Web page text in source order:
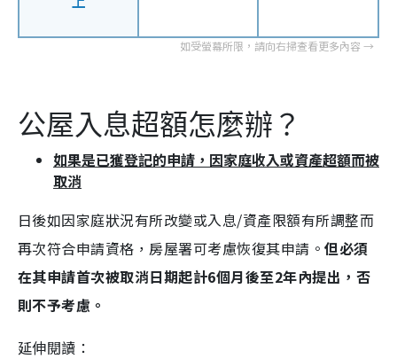
公屋入息超額怎麼辦？
如果是已獲登記的申請，因家庭收入或資產超額而被
取消
日後如因家庭狀況有所改變或入息/資產限額有所調整而
再次符合申請資格，房屋署可考慮恢復其申請。但必須
在其申請首次被取消日期起計6個月後至2年內提出，否
則不予考慮。
延伸閱讀：